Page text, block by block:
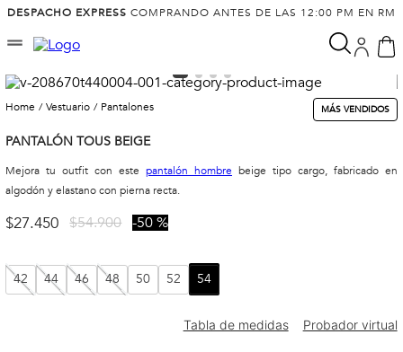
DESPACHO EXPRESS COMPRANDO ANTES DE LAS 12:00 PM EN RM
vestuario pantalones MÁS VENDIDOS
PANTALÓN TOUS BEIGE
Mejora tu outfit con estepantalón hombre beige tipo cargo, fabricado en
algodón y elastano con pierna recta.
$27.450 $54.900 50 %
42 44 46 48 50 52 54